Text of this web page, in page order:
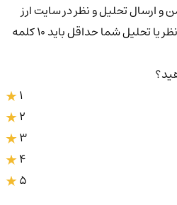
ارسال تحلیل و نظر در سایت ارز
دیجیتال رایگان هدیه بگیرید. نظر یا تحلیل شما حداقل باید ۱۰ کلمه
3
4
5